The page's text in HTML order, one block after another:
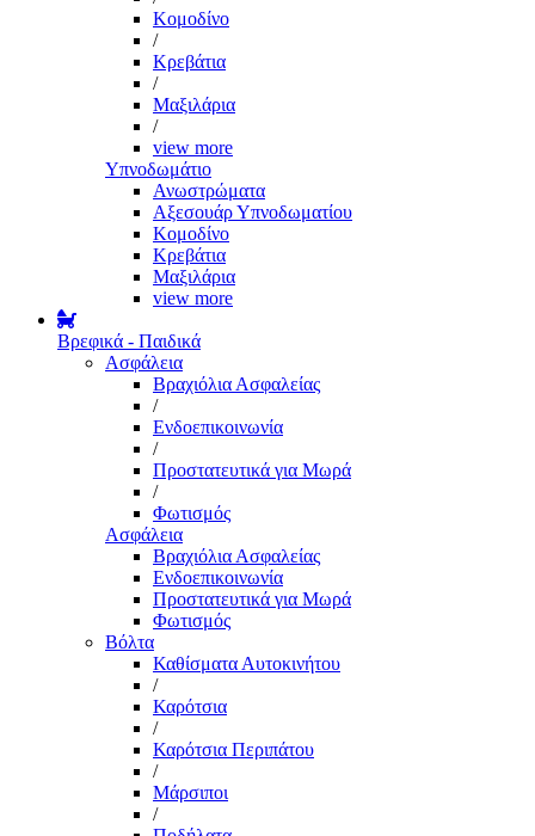
Κομοδίνο
/
Κρεβάτια
/
Μαξιλάρια
/
view more
Υπνοδωμάτιο
Ανωστρώματα
Αξεσουάρ Υπνοδωματίου
Κομοδίνο
Κρεβάτια
Μαξιλάρια
view more
Βρεφικά - Παιδικά
Ασφάλεια
Βραχιόλια Ασφαλείας
/
Ενδοεπικοινωνία
/
Προστατευτικά για Μωρά
/
Φωτισμός
Ασφάλεια
Βραχιόλια Ασφαλείας
Ενδοεπικοινωνία
Προστατευτικά για Μωρά
Φωτισμός
Βόλτα
Καθίσματα Αυτοκινήτου
/
Καρότσια
/
Καρότσια Περιπάτου
/
Μάρσιποι
/